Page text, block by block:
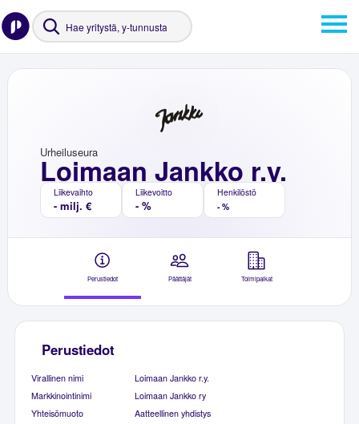
Loimaan Jankko r.y.
Urheiluseura
Liikevaihto
- milj. €
Liikevoitto
- %
Henkilöstö
- %
Perustiedot Päättäjät Toimipaikat
Perustiedot
Virallinen nimi
Loimaan Jankko r.y.
Markkinointinimi
Loimaan Jankko ry
Yhteisömuoto
Aatteellinen yhdistys